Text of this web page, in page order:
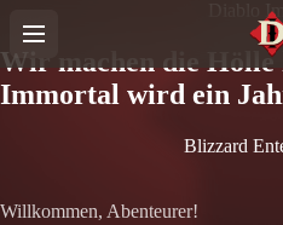
Diablo
Wir machen die Hölle
Immortal wird ein
Blizzard
Willkommen, Abenteurer!